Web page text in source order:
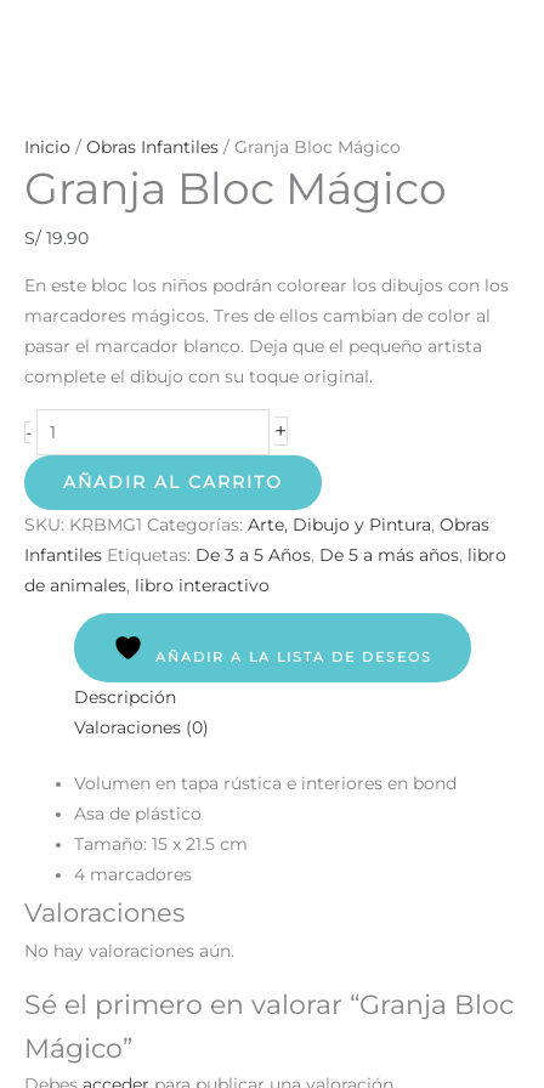
Inicio / Obras Infantiles / Granja Bloc Mágico
Granja Bloc Mágico
S/ 19.90
En este bloc los niños podrán colorear los dibujos con los
marcadores mágicos. Tres de ellos cambian de color al
pasar el marcador blanco. Deja que el pequeño artista
complete el dibujo con su toque original.
- +
AÑADIR AL CARRITO
SKU: KRBMG1 Categorías: Arte, Dibujo y Pintura, Obras
Infantiles Etiquetas: De 3 a 5 Años, De 5 a más años, libro
de animales, libro interactivo
AÑADIR A LA LISTA DE DESEOS
Descripción
Valoraciones (0)
Volumen en tapa rústica e interiores en bond
Asa de plástico
Tamaño: 15 x 21.5 cm
4 marcadores
Valoraciones
No hay valoraciones aún.
Sé el primero en valorar “Granja Bloc
Mágico”